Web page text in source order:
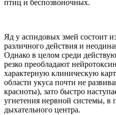
птиц и беспозвоночных.
Яд у аспидовых змей состоит
различного действия и
Однако в целом среди
резко преобладают
характерную клиническую
области укуса почти не
красноты), зато быстро
угнетения нервной системы, в
дыхательного центра.